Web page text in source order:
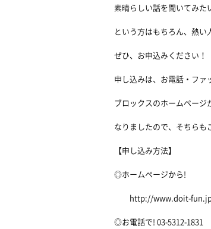
素晴らしい話を聞いてみた
という方はもちろん、熱い
ぜひ、お申込みください！
申し込みは、お電話・ファ
ブロックスのホームページ
なりましたので、そちらも
【申し込み方法】
◎ホームページから!
http://www.doit-fun.jp/
◎お電話で! 03-5312-1831